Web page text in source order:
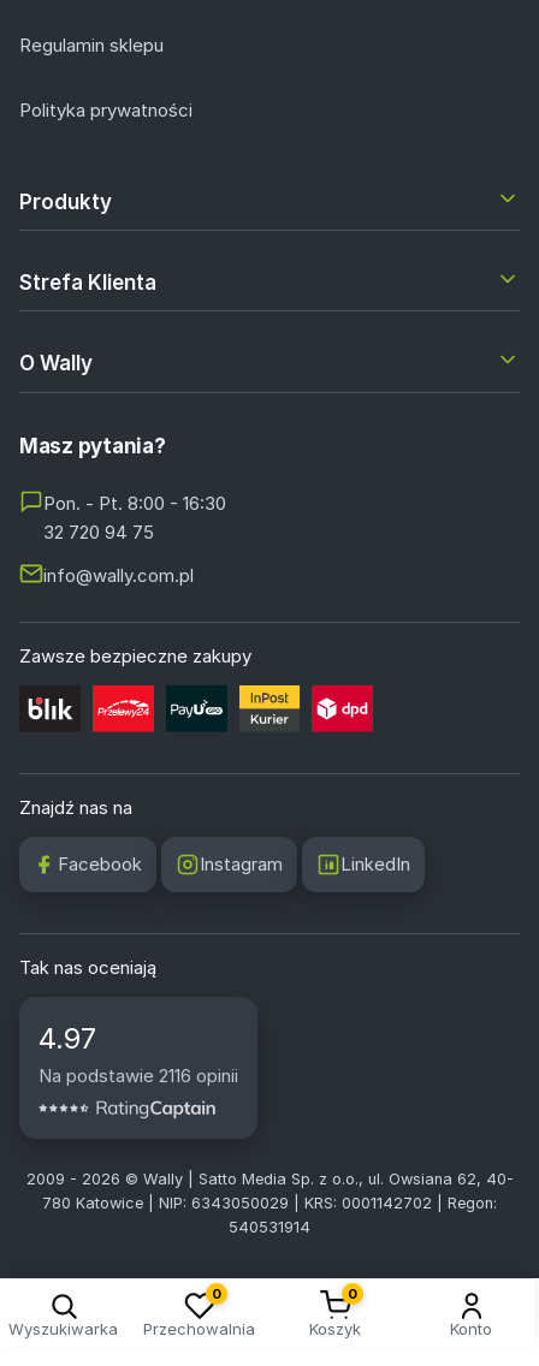
Regulamin sklepu
Polityka prywatności
Produkty
Strefa Klienta
O Wally
Masz pytania?
Pon. - Pt. 8:00 - 16:30
32 720 94 75
info@wally.com.pl
Zawsze bezpieczne zakupy
Znajdź nas na
Facebook Instagram LinkedIn
Tak nas oceniają
4.97
Na podstawie 2116 opinii
2009 - 2026 © Wally | Satto Media Sp. z o.o., ul. Owsiana 62, 40-
780 Katowice | NIP: 6343050029 | KRS: 0001142702 | Regon:
540531914
Wyszukiwarka
0
Przechowalnia
0
Koszyk Konto